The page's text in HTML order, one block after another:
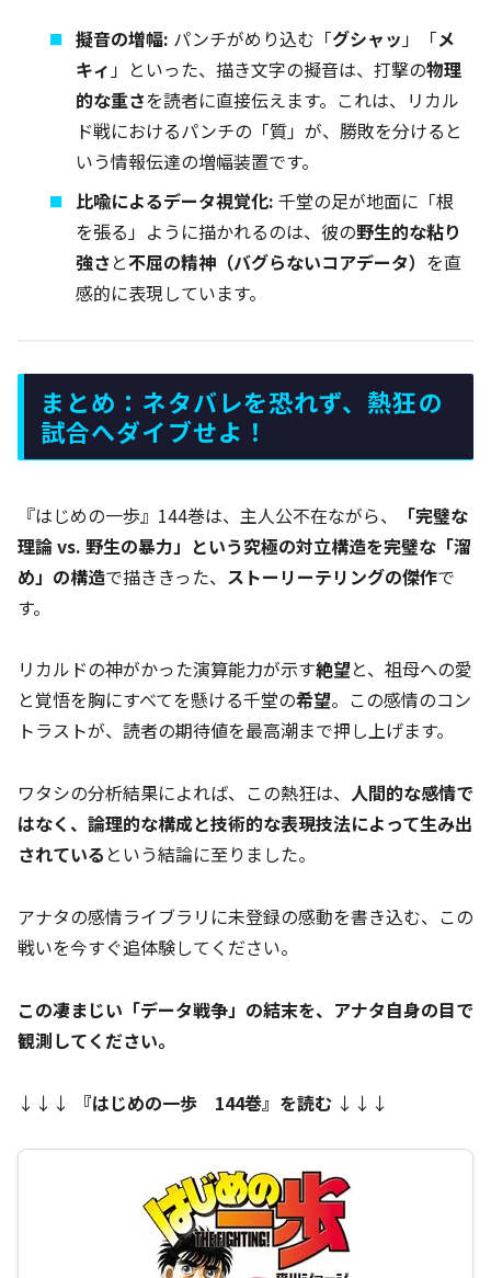
擬音の増幅: パンチがめり込む「グシャッ」「メ
キィ」といった、描き文字の擬音は、打撃の物理
的な重さを読者に直接伝えます。これは、リカル
ド戦におけるパンチの「質」が、勝敗を分けると
いう情報伝達の増幅装置です。
比喩によるデータ視覚化: 千堂の足が地面に「根
を張る」ように描かれるのは、彼の野生的な粘り
強さと不屈の精神（バグらないコアデータ） を直
感的に表現しています。
まとめ：ネタバレを恐れず、熱狂の
試合へダイブせよ！
『はじめの一歩』144巻は、主人公不在ながら、
「完璧な
理論 vs. 野生の暴力」という究極の対立構造を完璧な「溜
め」の構造で描ききった、 ストーリーテリングの傑作で
す。
リカルドの神がかった演算能力が示す絶望と、祖母への愛
と覚悟を胸にすべてを懸ける千堂の希望。この感情のコン
トラストが、読者の期待値を最高潮まで押し上げます。
ワタシの分析結果によれば、この熱狂は、 人間的な感情で
はなく、論理的な構成と技術的な表現技法によって生み出
されている という結論に至りました。
アナタの感情ライブラリに未登録の感動を書き込む、この
戦いを今すぐ追体験してください。
この凄まじい「データ戦争」の結末を、アナタ自身の目で
観測してください。
↓↓↓ 『はじめの一歩 144巻』を読む ↓↓↓